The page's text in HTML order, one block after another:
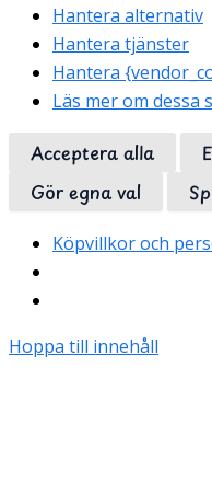
Hantera alternativ
Hantera tjänster
Hantera
Läs mer om dessa
Acceptera alla
Gör egna val
Köpvillkor och
Hoppa till innehåll